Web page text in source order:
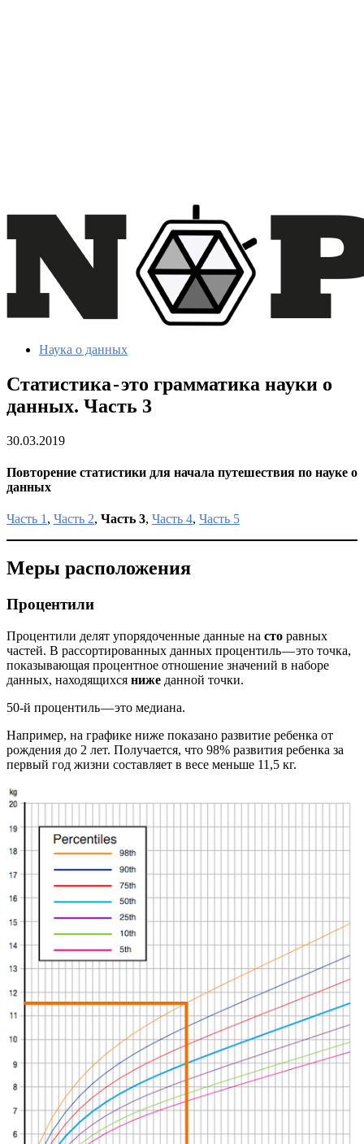
Наука о данных
Статистика - это грамматика науки о
данных. Часть 3
30.03.2019
Повторение статистики для начала путешествия по науке о
данных
Часть 1 , Часть 2, Часть 3, Часть 4, Часть 5
Меры расположения
Процентили
Процентили делят упорядоченные данные на сто равных
частей. В рассортированных данных процентиль — это точка,
показывающая процентное отношение значений в наборе
данных, находящихся ниже данной точки.
50-й процентиль — это медиана.
Например, на графике ниже показано развитие ребенка от
рождения до 2 лет. Получается, что 98% развития ребенка за
первый год жизни составляет в весе меньше 11,5 кг.